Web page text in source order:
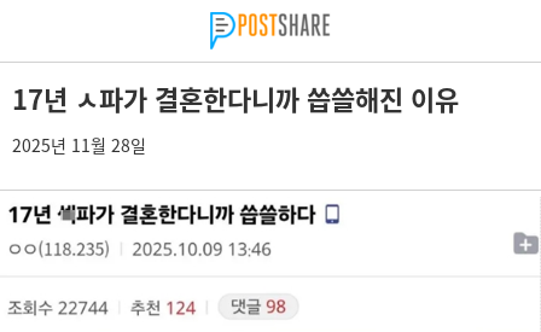
17년 ㅅ파가 결혼한다니까 씁쓸해진 이유
2025년 11월 28일